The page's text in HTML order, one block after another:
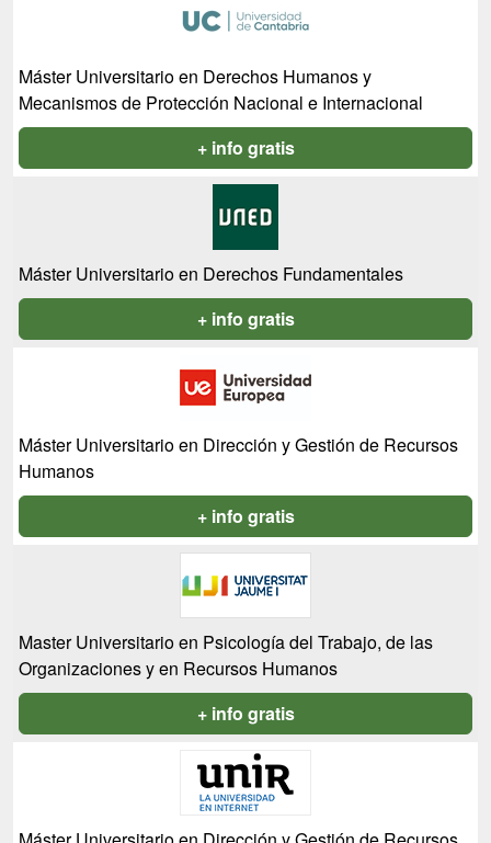
Máster Universitario en Derechos Humanos y
Mecanismos de Protección Nacional e Internacional
+ info gratis
Máster Universitario en Derechos Fundamentales
+ info gratis
Máster Universitario en Dirección y Gestión de Recursos
Humanos
+ info gratis
Master Universitario en Psicología del Trabajo, de las
Organizaciones y en Recursos Humanos
+ info gratis